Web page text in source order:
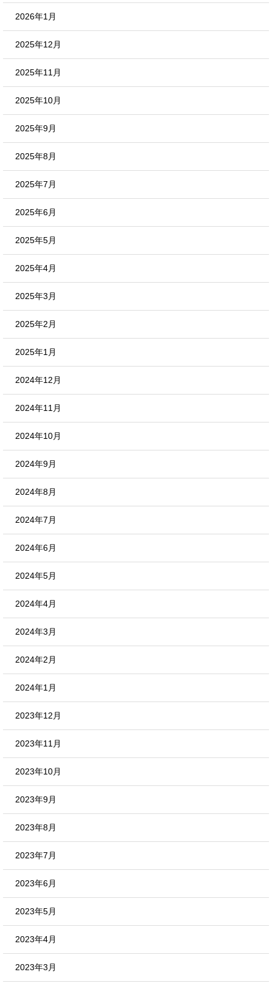
2026年1月
2025年12月
2025年11月
2025年10月
2025年9月
2025年8月
2025年7月
2025年6月
2025年5月
2025年4月
2025年3月
2025年2月
2025年1月
2024年12月
2024年11月
2024年10月
2024年9月
2024年8月
2024年7月
2024年6月
2024年5月
2024年4月
2024年3月
2024年2月
2024年1月
2023年12月
2023年11月
2023年10月
2023年9月
2023年8月
2023年7月
2023年6月
2023年5月
2023年4月
2023年3月